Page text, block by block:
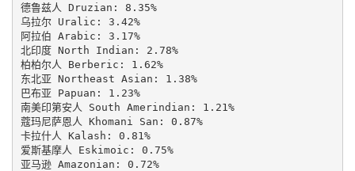
德鲁兹人 Druzian: 8.35%
乌拉尔 Uralic: 3.42%
阿拉伯 Arabic: 3.17%
北印度 North Indian: 2.78%
柏柏尔人 Berberic: 1.62%
东北亚 Northeast Asian: 1.38%
巴布亚 Papuan: 1.23%
南美印第安人 South Amerindian: 1.21%
蔻玛尼萨恩人 Khomani San: 0.87%
卡拉什人 Kalash: 0.81%
爱斯基摩人 Eskimoic: 0.75%
亚马逊 Amazonian: 0.72%